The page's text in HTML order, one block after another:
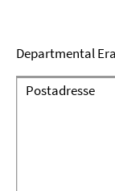
Departmental
Postadresse